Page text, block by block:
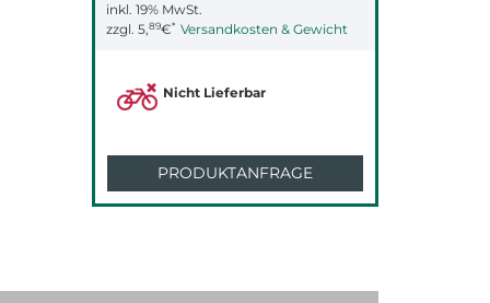
inkl. 19% MwSt.
zzgl. 5,89€* Versandkosten & Gewicht
Nicht Lieferbar
PRODUKTANFRAGE